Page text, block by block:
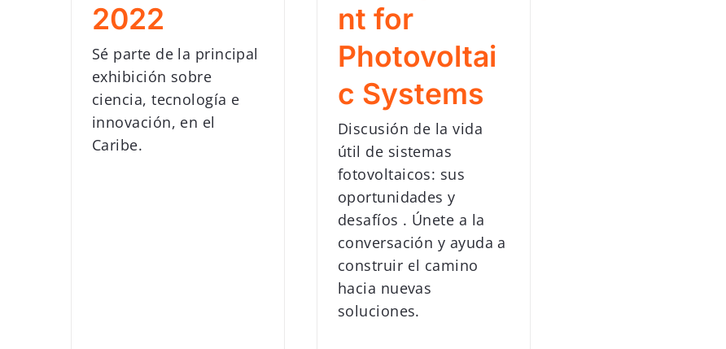
2022
Sé parte de la principal
exhibición sobre
ciencia, tecnología e
innovación, en el
Caribe.
nt for
Photovoltai
c Systems
Discusión de la vida
útil de sistemas
fotovoltaicos: sus
oportunidades y
desafíos . Únete a la
conversación y ayuda a
construir el camino
hacia nuevas
soluciones.